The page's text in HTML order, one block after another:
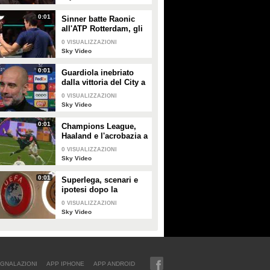
0:01
Sinner batte Raonic
all'ATP Rotterdam, gli
highlights
0 VISUALIZZAZIONI
Sky Video
0:01
Guardiola inebriato
dalla vittoria del City a
Copenaghen: "De
Bruyne come il
Montalcino"
0 VISUALIZZAZIONI
Sky Video
0:01
Champions League,
Haaland e l'acrobazia a
2,17 metri: lo Sky Tech
0 VISUALIZZAZIONI
Sky Video
0:01
Superlega, scenari e
ipotesi dopo la
sentenza della Corte
UE
0 VISUALIZZAZIONI
Sky Video
APP IPHONE APP ANDROID